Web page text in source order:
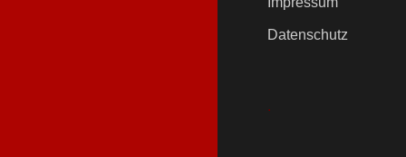
Datenschutz
.